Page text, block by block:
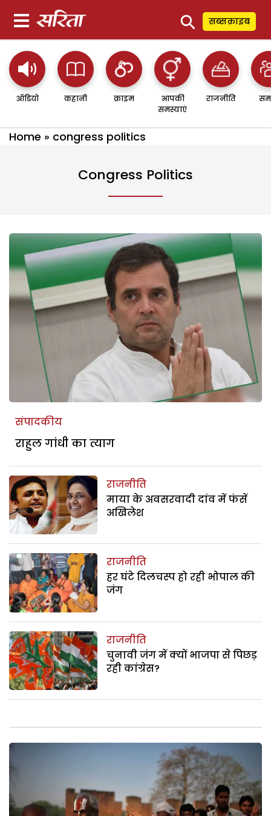
⚲ सब्सक्राइब
ऑडियो कहानी क्राइम
आपकी
समस्याएं
राजनीति
Home » congress politics
Congress Politics
संपादकीय
राहुल गांधी का त्याग
राजनीति
माया के अवसरवादी दांव में फंसें
अखिलेश
राजनीति
हर घंटे दिलचस्प हो रही भोपाल की
जंग
राजनीति
चुनावी जंग में क्यों भाजपा से पिछड़
रही कांग्रेस?